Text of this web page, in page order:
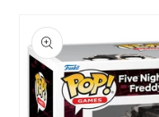
información
del producto